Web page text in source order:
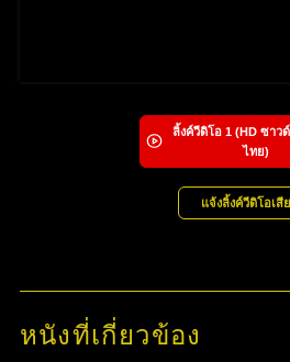
ลิ้งค์วีดิโอ1 (HD ซาว
ไทย)
แจ้งลิ้งค์วีดิโอเสีย
หนังที่เกี่ยวข้อง